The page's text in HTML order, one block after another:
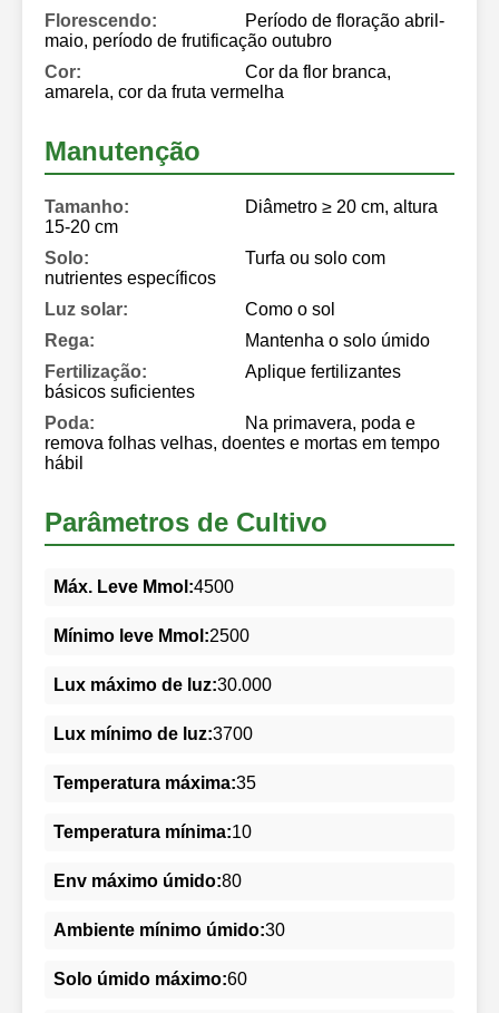
Florescendo:
Período de floração abril-
maio, período de frutificação outubro
Cor:
Cor da flor branca,
amarela, cor da fruta vermelha
Manutenção
Tamanho:
Diâmetro ≥ 20 cm, altura
15-20 cm
Solo:
Turfa ou solo com
nutrientes específicos
Luz solar:
Como o sol
Rega:
Mantenha o solo úmido
Fertilização:
Aplique fertilizantes
básicos suficientes
Poda:
Na primavera, poda e
remova folhas velhas, doentes e mortas em tempo
hábil
Parâmetros de Cultivo
Máx. Leve Mmol:4500
Mínimo leve Mmol:2500
Lux máximo de luz:30.000
Lux mínimo de luz:3700
Temperatura máxima:35
Temperatura mínima:10
Env máximo úmido:80
Ambiente mínimo úmido:30
Solo úmido máximo:60